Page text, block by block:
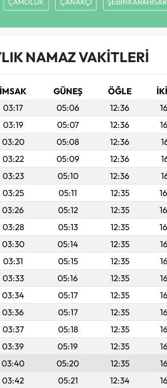
ÇAMOLUK ÇANAKÇI ŞEBİNKARAHİSAR
NAMAZ VAKITLERI
İMSAK GÜNEŞ ÖĞLE
03:17 05:06 12:36
03:19 05:07 12:36
03:20 05:08 12:36
03:22 05:09 12:36
03:23 05:10 12:36
03:25 05:11 12:35
03:26 05:12 12:35
03:28 05:13 12:35
03:30 05:14 12:35
03:31 05:15 12:35
03:33 05:16 12:35
03:34 05:17 12:35
03:36 05:17 12:35
03:37 05:18 12:35
03:39 05:19 12:35
03:40 05:20 12:35
03:42 05:21 12:34